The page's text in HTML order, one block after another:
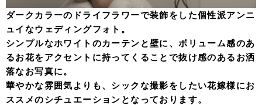
ダークカラーのドライフラワーで装飾をした個性派アンニ
ュイなウェディングフォト。
シンプルなホワイトのカーテンと壁に、ボリューム感のあ
るお花をアクセントに持ってくることで抜け感のあるお洒
落なお写真に。
華やかな雰囲気よりも、シックな撮影をしたい花嫁様にお
ススメのシチュエーションとなっております。